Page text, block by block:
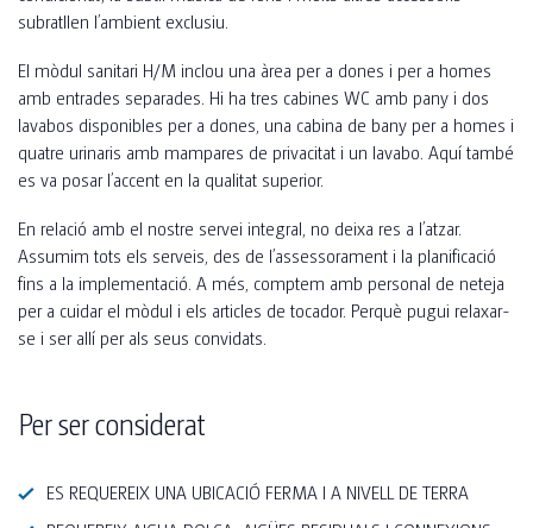
subratllen l’ambient exclusiu.
El mòdul sanitari H/M inclou una àrea per a dones i per a homes
amb entrades separades. Hi ha tres cabines WC amb pany i dos
lavabos disponibles per a dones, una cabina de bany per a homes i
quatre urinaris amb mampares de privacitat i un lavabo. Aquí també
es va posar l’accent en la qualitat superior.
En relació amb el nostre servei integral, no deixa res a l’atzar.
Assumim tots els serveis, des de l’assessorament i la planificació
fins a la implementació. A més, comptem amb personal de neteja
per a cuidar el mòdul i els articles de tocador. Perquè pugui relaxar-
se i ser allí per als seus convidats.
Per ser considerat
ES REQUEREIX UNA UBICACIÓ FERMA I A NIVELL DE TERRA